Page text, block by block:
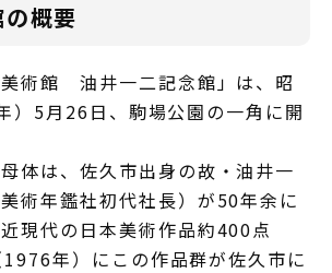
概要
美術館 油井一二記念館」は、昭
）5月26日、駒場公園の一角に開
体は、佐久市出身の故・油井一
術年鑑社初代社長）が50年余に
現代の日本美術作品約400点
年）にこの作品群が佐久市に